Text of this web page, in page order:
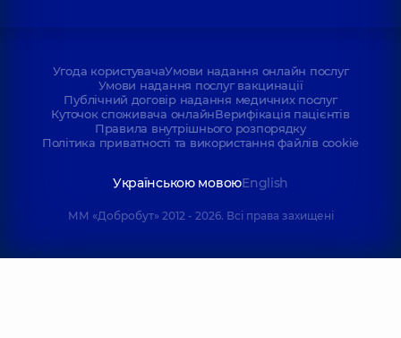
Угода користувачаУмови надання онлайн послуг
Умови надання послуг вакцинації
Публічний договір надання медичних послуг
Куточок споживача онлайнВерифікація пацієнтів
Правила внутрішнього розпорядку
Політика приватності та використання файлів cookie
Українською мовоюEnglish
ММ «Добробут» 2012 - 2026. Всі права захищені